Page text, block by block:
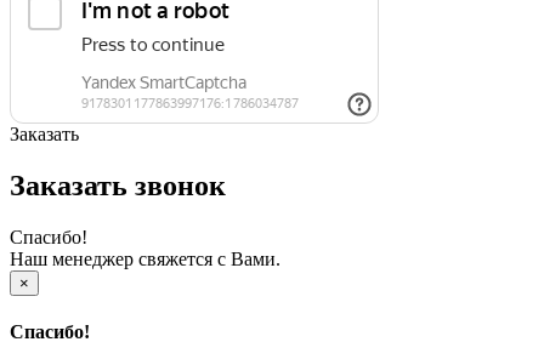
Заказать
Заказать звонок
Спасибо!
Наш менеджер свяжется с Вами.
×
Спасибо!